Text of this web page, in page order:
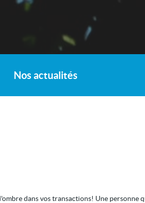
Nos actualités
dans vos transactions! Une